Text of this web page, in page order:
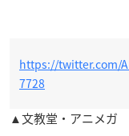
https://twitter.com/
7728
▲文教堂・アニメガ